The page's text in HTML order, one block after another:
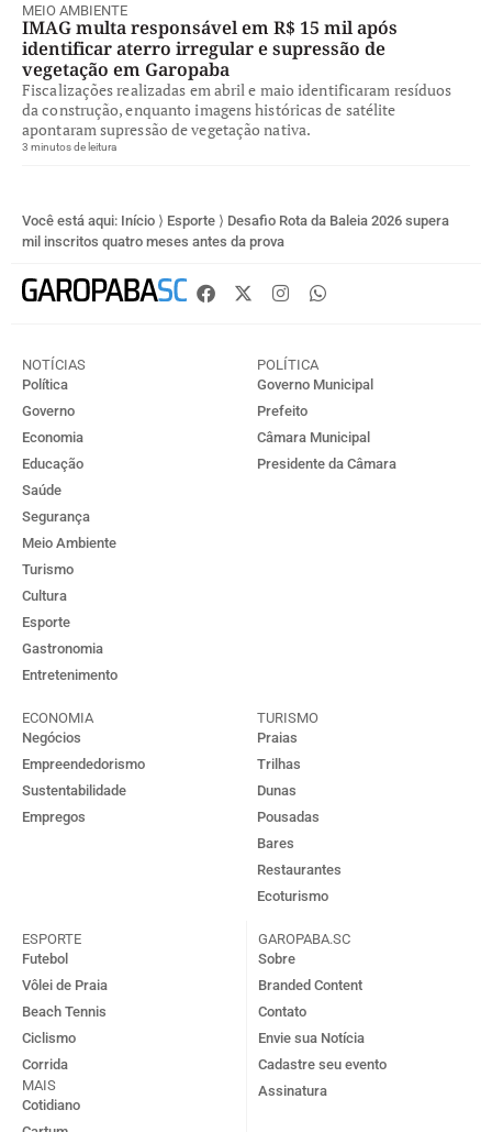
MEIO AMBIENTE
IMAG multa responsável em R$ 15 mil após
identificar aterro irregular e supressão de
vegetação em Garopaba
Fiscalizações realizadas em abril e maio identificaram resíduos
da construção, enquanto imagens históricas de satélite
apontaram supressão de vegetação nativa.
3 minutos de leitura
Você está aqui: Início ⟩ Esporte ⟩ Desafio Rota da Baleia 2026 supera
mil inscritos quatro meses antes da prova
NOTÍCIAS
Política
Governo
Economia
Educação
Saúde
Segurança
Meio Ambiente
Turismo
Cultura
Esporte
Gastronomia
Entretenimento
POLÍTICA
Governo Municipal
Prefeito
Câmara Municipal
Presidente da Câmara
ECONOMIA
Negócios
Empreendedorismo
Sustentabilidade
Empregos
TURISMO
Praias
Trilhas
Dunas
Pousadas
Bares
Restaurantes
Ecoturismo
ESPORTE
Futebol
Vôlei de Praia
Beach Tennis
Ciclismo
Corrida
MAIS
Cotidiano
GAROPABA.SC
Sobre
Branded Content
Contato
Envie sua Notícia
Cadastre seu evento
Assinatura